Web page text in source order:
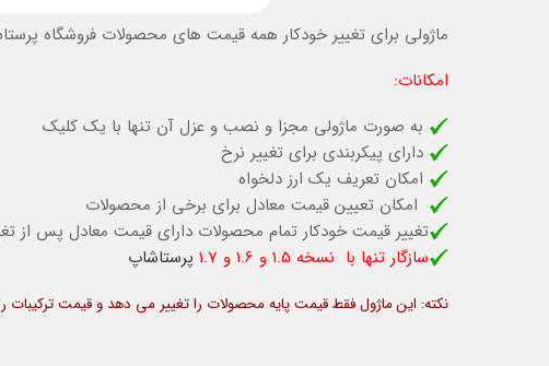
ماژولی برای تغییر خودکار همه قیمت های محصولات فروشگاه
امکانات:
به صورت ماژولی مجزا و نصب و عزل آن تنها با یک کلیک
دارای پیکربندی برای تغییر نرخ
امکان تعریف یک ارز دلخواه
امکان تعیین قیمت معادل برای برخی از محصولات
تغییر قیمت خودکار تمام محصولات دارای قیمت معادل پس از
سازگار تنها با نسخه 1.5 و 1.6 و 1.7
پرستاشاپ
نکته: این ماژول فقط قیمت پایه محصولات را تغییر می دهد و قیمت ترکیبات را